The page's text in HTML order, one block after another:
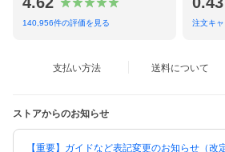
140,956件の評価を見る 注文キ
支払い方法 送料について
ストアからのお知らせ
【重要】ガイドなど表記変更のお知らせ（改